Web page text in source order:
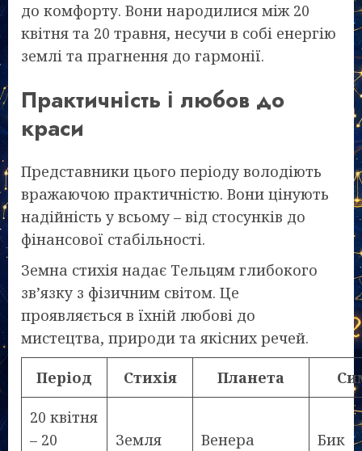
до комфорту. Вони народилися між 20
квітня та 20 травня, несучи в собі енергію
землі та прагнення до гармонії.
Практичність і любов до
краси
Представники цього періоду володіють
вражаючою практичністю. Вони цінують
надійність у всьому – від стосунків до
фінансової стабільності.
Земна стихія надає Тельцям глибокого
зв’язку з фізичним світом. Це
проявляється в їхній любові до
мистецтва, природи та якісних речей.
Період Стихія Планета
20 квітня
– 20
Земля Венера Бик